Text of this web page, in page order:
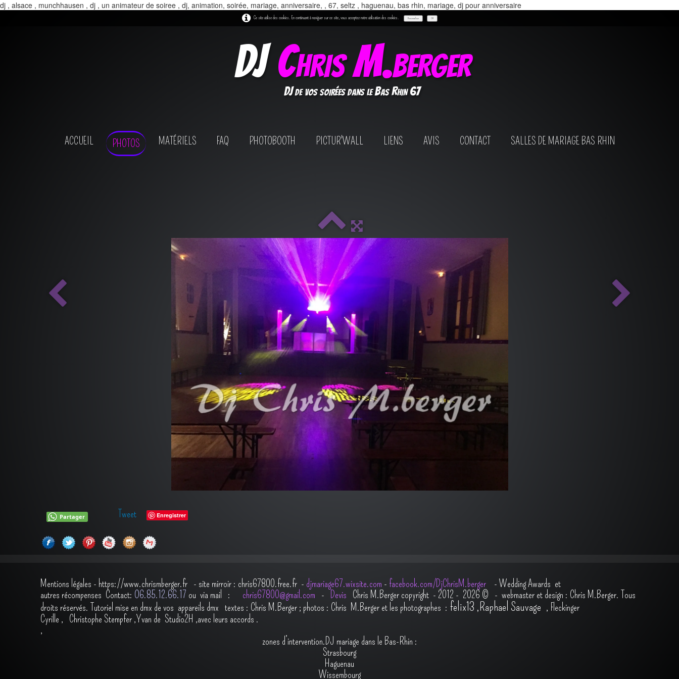
dj , alsace , munchhausen , dj , un animateur de soiree , dj, animation, soirée, mariage, anniversaire, , 67, seltz , haguenau, bas rhin, mariage, dj pour anniversaire
Ce site utilise des cookies. En continuant à naviguer sur ce site, vous acceptez notre utilisation des cookies. Personnaliser OK
DJChris M.berger
DJ de vos soirées dans le Bas Rhin 67
ACCUEIL PHOTOS MATÉRIELS FAQ PHOTOBOOTH PICTUR'WALL LIENS AVIS CONTACT SALLES DE MARIAGE BAS RHIN
Partager Tweet Enregistrer
Mentions légales - https://www.chrismberger.fr - site mirroir : chris67800.free.fr - djmariage67.wixsite.com - facebook.com/DjChrisM.berger - Wedding Awards et
autres récompenses Contact: O6.85.12.66.17 ou via mail : chris67800@gmail.com - Devis Chris M.Berger copyright - 2012 - 2026 © - webmaster et design : Chris M.Berger. Tous
droits réservés. Tutoriel mise en dmx de vos appareils dmx textes : Chris M.Berger ; photos : Chris M.Berger et les photographes : felix13 ,Raphael Sauvage , Fleckinger
Cyrille , Christophe Stempfer ,Yvan de Studio2H ,avec leurs accords .
,
zones d’intervention.DJ mariage dans le Bas-Rhin :
Strasbourg
Haguenau
Wissembourg